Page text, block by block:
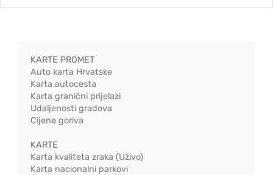
KARTE PROMET
Auto karta Hrvatske
Karta autocesta
Karta granični prijelazi
Udaljenosti gradova
Cijene goriva
KARTE
Karta kvaliteta zraka (Uživo)
Karta nacionalni parkovi